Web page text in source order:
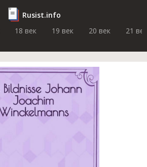
Rusist.info
18 век 19 век 20 век 21 век